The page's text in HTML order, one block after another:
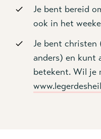
Je bent bereid
ook in het
Je bent
anders) en kunt
betekent. Wil je